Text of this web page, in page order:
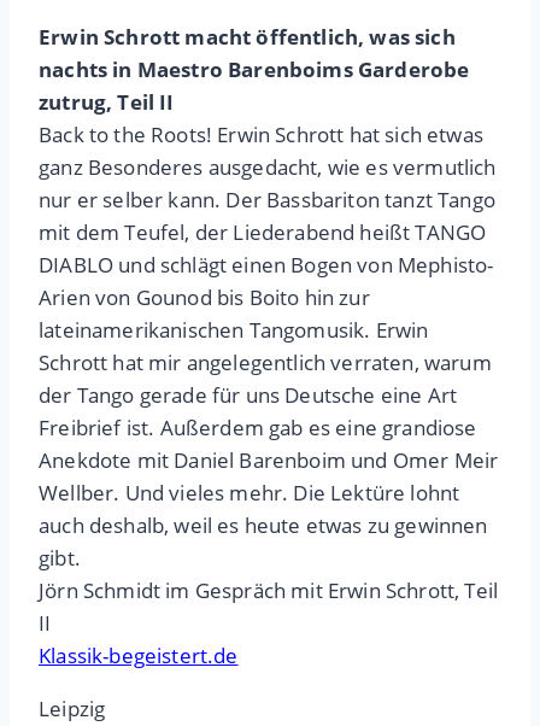
Erwin Schrott macht öffentlich, was sich
nachts in Maestro Barenboims Garderobe
zutrug, Teil II
Back to the Roots! Erwin Schrott hat sich etwas
ganz Besonderes ausgedacht, wie es vermutlich
nur er selber kann. Der Bassbariton tanzt Tango
mit dem Teufel, der Liederabend heißt TANGO
DIABLO und schlägt einen Bogen von Mephisto-
Arien von Gounod bis Boito hin zur
lateinamerikanischen Tangomusik. Erwin
Schrott hat mir angelegentlich verraten, warum
der Tango gerade für uns Deutsche eine Art
Freibrief ist. Außerdem gab es eine grandiose
Anekdote mit Daniel Barenboim und Omer Meir
Wellber. Und vieles mehr. Die Lektüre lohnt
auch deshalb, weil es heute etwas zu gewinnen
gibt.
Jörn Schmidt im Gespräch mit Erwin Schrott, Teil
II
Klassik-begeistert.de
Leipzig